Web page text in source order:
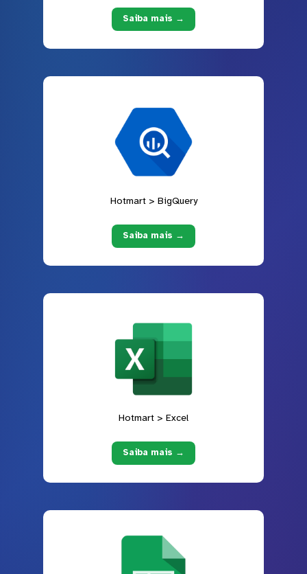
Saiba mais →
Hotmart > BigQuery
Saiba mais →
Hotmart > Excel
Saiba mais →